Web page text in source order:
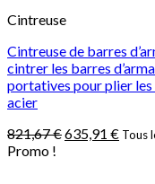
Cintreuse
Cintreuse de barres
cintrer les barres
portatives pour plier les
acier
821,67€635,91 € Tous
Promo !